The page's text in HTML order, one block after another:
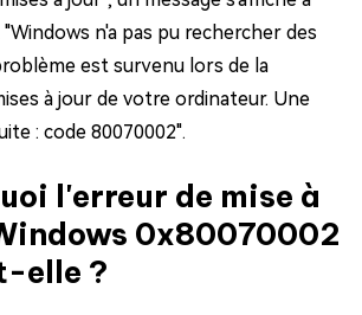
"Windows n'a pas pu rechercher des
est survenu lors de la
à jour de votre ordinateur. Une
: code 80070002".
l'erreur de mise à
0x80070002
elle ?